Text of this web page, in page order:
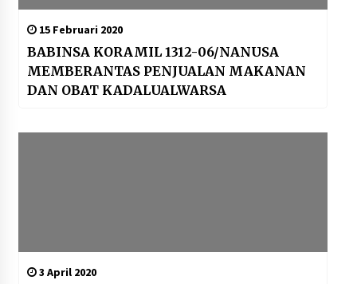
15 Februari 2020
BABINSA KORAMIL 1312-06/NANUSA
MEMBERANTAS PENJUALAN MAKANAN
DAN OBAT KADALUALWARSA
3 April 2020